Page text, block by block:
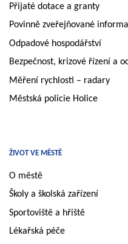
Přijaté dotace a granty
Povinně zveřejňované
Odpadové hospodářství
Bezpečnost, krizové řízení a
Měření rychlosti – radary
Městská policie Holice
ŽIVOT VE MĚSTĚ
O městě
Školy a školská zařízení
Sportoviště a hřiště
Lékařská péče